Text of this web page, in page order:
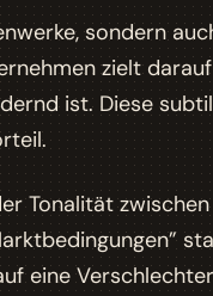
sondern
zielt
ist. Diese
Tonalität
eine